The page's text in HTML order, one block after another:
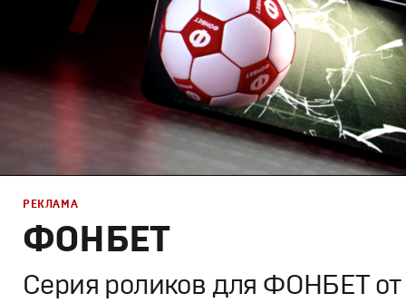
ФОНБЕТ
Серия роликов для ФОНБЕТ от
РЕКЛАМА